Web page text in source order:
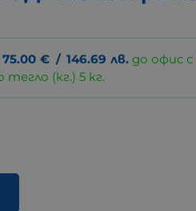
75.00 € / 146.69 лв. до офис с
(кг.) 5 кг.